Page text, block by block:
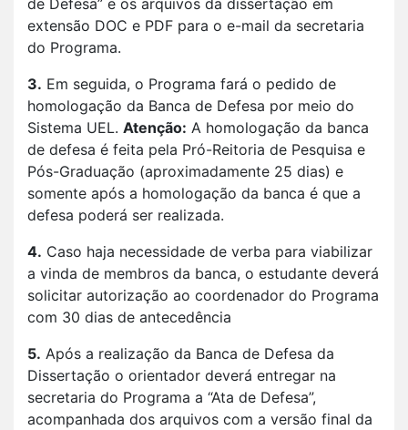
de Defesa” e os arquivos da dissertação em
extensão DOC e PDF para o e-mail da secretaria
do Programa.
3. Em seguida, o Programa fará o pedido de
homologação da Banca de Defesa por meio do
Sistema UEL. Atenção: A homologação da banca
de defesa é feita pela Pró-Reitoria de Pesquisa e
Pós-Graduação (aproximadamente 25 dias) e
somente após a homologação da banca é que a
defesa poderá ser realizada.
4. Caso haja necessidade de verba para viabilizar
a vinda de membros da banca, o estudante deverá
solicitar autorização ao coordenador do Programa
com 30 dias de antecedência
5. Após a realização da Banca de Defesa da
Dissertação o orientador deverá entregar na
secretaria do Programa a “Ata de Defesa”,
acompanhada dos arquivos com a versão final da